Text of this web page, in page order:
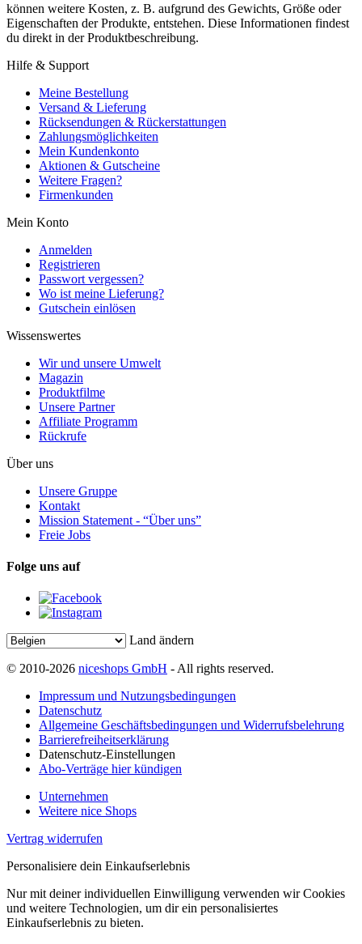
können weitere Kosten, z. B. aufgrund des Gewichts, Größe oder
Eigenschaften der Produkte, entstehen. Diese Informationen findest
du direkt in der Produktbeschreibung.
Hilfe & Support
Meine Bestellung
Versand & Lieferung
Rücksendungen & Rückerstattungen
Zahlungsmöglichkeiten
Mein Kundenkonto
Aktionen & Gutscheine
Weitere Fragen?
Firmenkunden
Mein Konto
Anmelden
Registrieren
Passwort vergessen?
Wo ist meine Lieferung?
Gutschein einlösen
Wissenswertes
Wir und unsere Umwelt
Magazin
Produktfilme
Unsere Partner
Affiliate Programm
Rückrufe
Über uns
Unsere Gruppe
Kontakt
Mission Statement - “Über uns”
Freie Jobs
Folge uns auf
Land ändern
© 2010-2026 niceshops GmbH - All rights reserved.
Impressum und Nutzungsbedingungen
Datenschutz
Allgemeine Geschäftsbedingungen und Widerrufsbelehrung
Barrierefreiheitserklärung
Datenschutz-Einstellungen
Abo-Verträge hier kündigen
Unternehmen
Weitere nice Shops
Vertrag widerrufen
Personalisiere dein Einkaufserlebnis
Nur mit deiner individuellen Einwilligung verwenden wir Cookies
und weitere Technologien, um dir ein personalisiertes
Einkaufserlebnis zu bieten.